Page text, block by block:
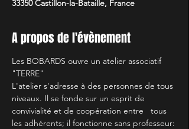
33350 Castillon-la-Bataille, France
A propos de l'évènement
Les BOBARDS ouvre un atelier associatif
"TERRE"
L'atelier s'adresse à des personnes de tous
niveaux. Il se fonde sur un esprit de
convivialité et de coopération entre   tous
les adhérents; il fonctionne sans professeur: